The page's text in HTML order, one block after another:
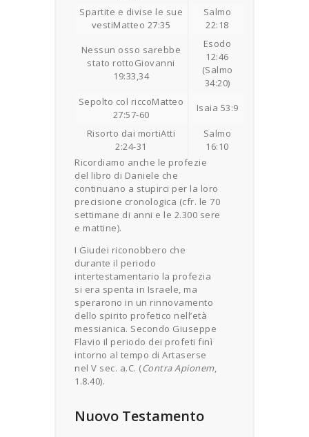
Spartite e divise le sue
vestiMatteo 27:35
Salmo
22:18
Nessun osso sarebbe
stato rottoGiovanni
19:33,34
Esodo
12:46
(Salmo
34:20)
Sepolto col riccoMatteo
27:57-60
Isaia 53:9
Risorto dai mortiAtti
2:24-31
Salmo
16:10
Ricordiamo anche le profezie
del libro di Daniele che
continuano a stupirci per la loro
precisione cronologica (cfr. le 70
settimane di anni e le 2.300 sere
e mattine).
I Giudei riconobbero che
durante il periodo
intertestamentario la profezia
si era spenta in Israele, ma
sperarono in un rinnovamento
dello spirito profetico nell’età
messianica. Secondo Giuseppe
Flavio il periodo dei profeti finì
intorno al tempo di Artaserse
nel V sec. a.C. (Contra Apionem,
1.8.40).
Nuovo Testamento